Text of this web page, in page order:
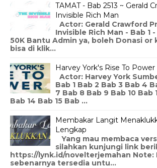
TAMAT - Bab 2513 ~ Gerald
Invisible Rich Man
Actor: Gerald Crawford
Invisible Rich Man - Bab 1
50K Bantu Admin ya, boleh Donasi or
bisa di klik...
Harvey York's Rise To
Actor: Harvey York
Bab 1 Bab 2 Bab 3 Bab 4
7 Bab 8 Bab 9 Bab 10 Bab
Bab 14 Bab 15 Bab ...
Membakar Langit
Lengkap
Yang mau membaca
silahkan kunjungi link
https://lynk.id/novelterjemahan Note:
sebenarnya tersedia untu...